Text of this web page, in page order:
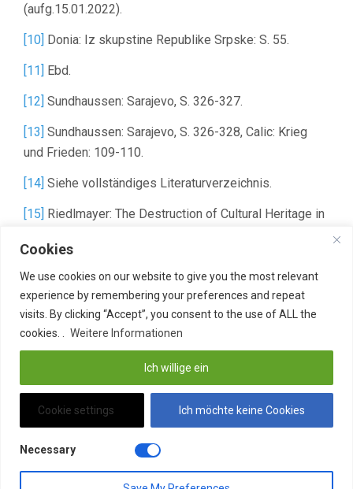
Cookies
We use cookies on our website to give you the most relevant
experience by remembering your preferences and repeat
visits. By clicking “Accept”, you consent to the use of ALL the
cookies. .
Weitere Informationen
Cookie settings Ich möchte keine Cookies
Ich willige ein
Necessary
(aufg.15.01.2022).
[10] Donia: Iz skupstine Republike Srpske: S. 55.
[11] Ebd.
[12] Sundhaussen: Sarajevo, S. 326-327.
[13] Sundhaussen: Sarajevo, S. 326-328, Calic: Krieg
und Frieden: 109-110.
[14] Siehe vollständiges Literaturverzeichnis.
[15] Riedlmayer: The Destruction of Cultural Heritage in
teilen teilen
E-Mail
teilen teilen